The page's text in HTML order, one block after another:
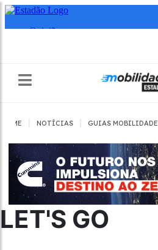
HOME NOTÍCIAS GUIAS MOBILIDADE
LET'S GO